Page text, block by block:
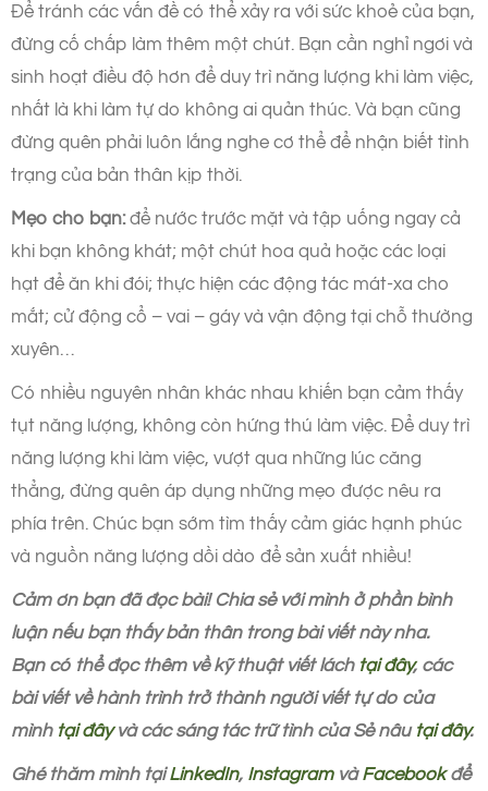
Để tránh các vấn đề có thể xảy ra với sức khoẻ của bạn,
đừng cố chấp làm thêm một chút. Bạn cần nghỉ ngơi và
sinh hoạt điều độ hơn để duy trì năng lượng khi làm việc,
nhất là khi làm tự do không ai quản thúc. Và bạn cũng
đừng quên phải luôn lắng nghe cơ thể để nhận biết tình
trạng của bản thân kịp thời.
Mẹo cho bạn:để nước trước mặt và tập uống ngay cả
khi bạn không khát; một chút hoa quả hoặc các loại
hạt để ăn khi đói; thực hiện các động tác mát-xa cho
mắt; cử động cổ – vai – gáy và vận động tại chỗ thường
xuyên…
Có nhiều nguyên nhân khác nhau khiến bạn cảm thấy
tụt năng lượng, không còn hứng thú làm việc. Để duy trì
năng lượng khi làm việc, vượt qua những lúc căng
thẳng, đừng quên áp dụng những mẹo được nêu ra
phía trên. Chúc bạn sớm tìm thấy cảm giác hạnh phúc
và nguồn năng lượng dồi dào để sản xuất nhiều!
Cảm ơn bạn đã đọc bài! Chia sẻ với mình ở phần bình
luận nếu bạn thấy bản thân trong bài viết này nha.
Bạn có thể đọc thêm về kỹ thuật viết lách tại đây, các
bài viết về hành trình trở thành người viết tự do của
mình tại đâyvà các sáng tác trữ tình của Sẻ nâu tại đây.
Ghé thăm mình tạiLinkedIn, InstagramvàFacebookđể